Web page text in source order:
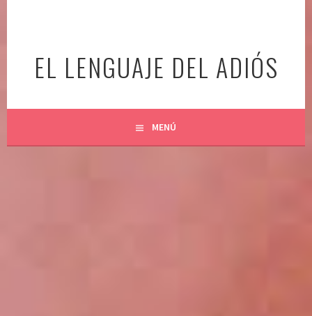
EL LENGUAJE DEL ADIÓS
MENÚ